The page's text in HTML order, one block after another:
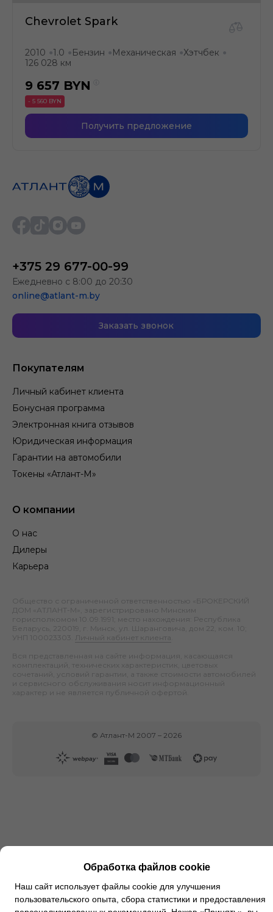
Chevrolet Spark
2010 ●1.0 ● Бензин ● Механическая ●Хэтчбек ●
126 028 км
9 657 BYN
- 5 560 BYN
Получить предложение
Покупателям
Личный кабинет клиента
Бонусная программа
Электронная книга отзывов
Юридическая информация
Гарантии на автомобили
Токены «Атлант-М»
О компании
О нас
Дилеры
Карьера
+375 29 677-00-99
Ежедневно с 8:00 до 20:30
online@atlant-m.by
Заказать звонок
Общество с ограниченной ответственностью «БРОКЕРСКИЙ
ДОМ «АТЛАНТ-М», зарегистрировано Минским
горисполкомом 10.09.1991; место нахождения: Республика
Беларусь, 220019, г. Минск, ул. Шаранговича, дом 22, ком. 10;
УНП 100023303.
Личный кабинет клиента
Вся представленная на сайте информация, касающаяся
комплектаций, технических характеристик, цветовых
сочетаний, условий гарантии, а также стоимости автомобилей
и сервисного обслуживания носит информационный
характер и не является публичной офертой.
© Атлант-М 2007 – 2026
Обработка файлов cookie
Наш сайт использует файлы cookie для улучшения
пользовательского опыта, сбора статистики и предоставления